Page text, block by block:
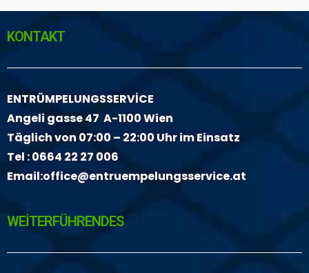
KONTAKT
ENTRÜMPELUNGSSERVİCE
Angeli gasse 47 A-1100 Wien
Täglich von 07:00 – 22:00 Uhr im Einsatz
Tel :0664 22 27 006
Email:office@entruempelungsservice.at
WEİTERFÜHRENDES